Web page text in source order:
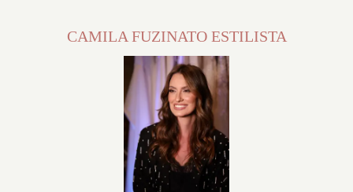
CAMILA FUZINATO ESTILISTA